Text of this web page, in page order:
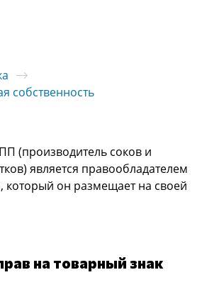
собственность
(производитель соков и
является правообладателем
который он размещает на своей
на товарный знак